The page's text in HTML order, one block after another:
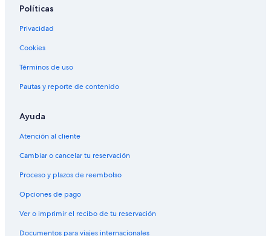
Políticas
Privacidad
Cookies
Términos de uso
Pautas y reporte de contenido
Ayuda
Atención al cliente
Cambiar o cancelar tu reservación
Proceso y plazos de reembolso
Opciones de pago
Ver o imprimir el recibo de tu reservación
Documentos para viajes internacionales